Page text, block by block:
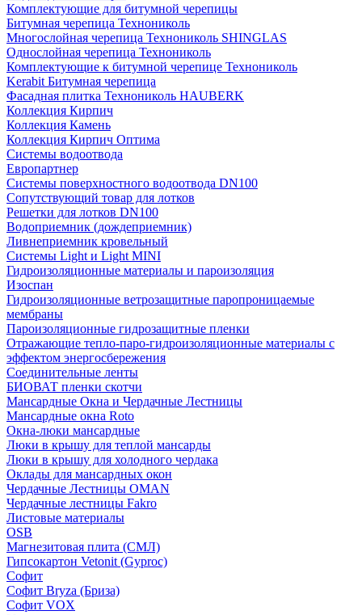
Комплектующие для битумной черепицы
Битумная черепица Технониколь
Многослойная черепица Технониколь SHINGLAS
Однослойная черепица Технониколь
Комплектующие к битумной черепице Технониколь
Kerabit Битумная черепица
Фасадная плитка Технониколь HAUBERK
Кол​лекция Кирпич
Кол​лекция Камень
Коллекция Кирпич Оптима
Системы водоотвода
Европартнер
Системы поверхностного водоотвода DN100
Сопутствующий товар для лотков
Решетки для лотков DN100
Водоприемник (дождеприемник)
Ливнеприемник кровельный
Системы Light и Light MINI
Гидроизоляционные материалы и пароизоляция
Изоспан
Гидроизоляционные ветрозащитные паропроницаемые
мембраны
Пароизоляционные гидрозащитные пленки
Отражающие тепло-паро-гидроизоляционные материалы с
эффектом энергосбережения
Соединительные ленты
БИОВАТ пленки скотчи
Мансардные Окна и Чердачные Лестницы
Мансардные окна Roto
Окна-люки мансардные
Люки в крышу для теплой мансарды
Люки в крышу для холодного чердака
Оклады для мансардных окон
Чердачные Лестницы OMAN
Чердачные лестницы Fakro
Листовые материалы
OSB
Магнезитовая плита (СМЛ)
Гипсокартон Vetonit (Gyproc)
Софит
Софит Bryza (Бриза)
Софит VOX